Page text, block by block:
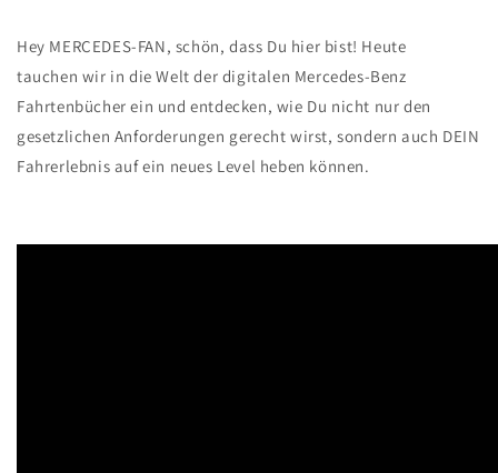
Hey MERCEDES-FAN, schön, dass Du hier bist! Heute
tauchen wir in die Welt der digitalen Mercedes-Benz
Fahrtenbücher ein und entdecken, wie Du nicht nur den
gesetzlichen Anforderungen gerecht wirst, sondern auch DEIN
Fahrerlebnis auf ein neues Level heben können.